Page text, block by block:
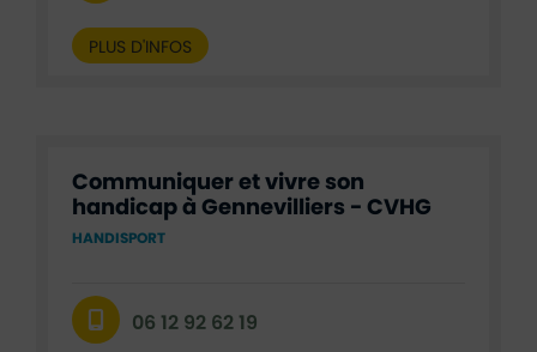
PLUS D'INFOS
Communiquer et vivre son
handicap à Gennevilliers - CVHG
HANDISPORT
06 12 92 62 19